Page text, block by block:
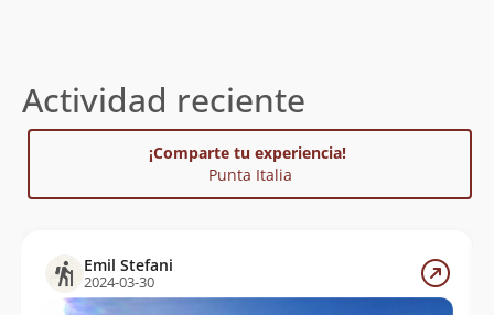
Actividad reciente
¡Comparte tu experiencia!
Punta Italia
Emil Stefani
2024-03-30